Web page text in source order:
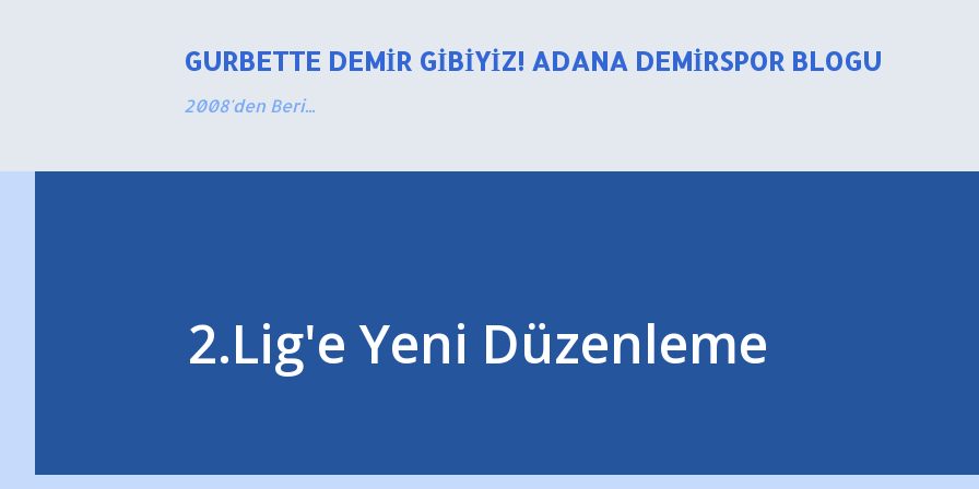
GURBETTE DEMIR GIBIYIZ! ADANA DEMIRSPOR BLOGU
2008'den Beri...
2.Lig'e Yeni Düzenleme